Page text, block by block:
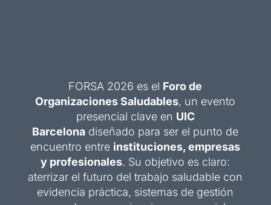
FORSA 2026 es el Foro de
Organizaciones Saludables, un evento
presencial clave en UIC
Barcelona diseñado para ser el punto de
encuentro entre instituciones, empresas
y profesionales. Su objetivo es claro:
aterrizar el futuro del trabajo saludable con
evidencia práctica, sistemas de gestión